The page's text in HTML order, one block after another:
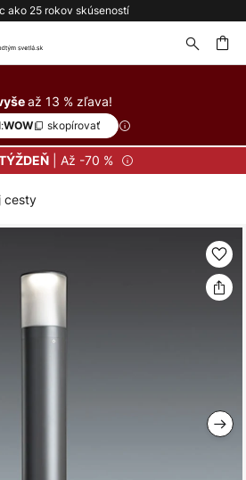
ako 25 rokov skúseností
až 13 % zľava!
WOW skopírovať
| Až -70 %
cesty